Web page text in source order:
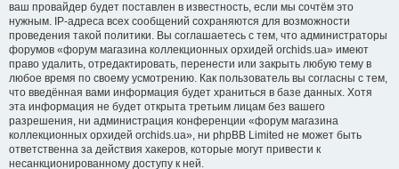
ваш провайдер будет поставлен в известность, если мы сочтём это
нужным. IP-адреса всех сообщений сохраняются для возможности
проведения такой политики. Вы соглашаетесь с тем, что администраторы
форумов «форум магазина коллекционных орхидей orchids.ua» имеют
право удалить, отредактировать, перенести или закрыть любую тему в
любое время по своему усмотрению. Как пользователь вы согласны с тем,
что введённая вами информация будет храниться в базе данных. Хотя
эта информация не будет открыта третьим лицам без вашего
разрешения, ни администрация конференции «форум магазина
коллекционных орхидей orchids.ua», ни phpBB Limited не может быть
ответственна за действия хакеров, которые могут привести к
несанкционированному доступу к ней.